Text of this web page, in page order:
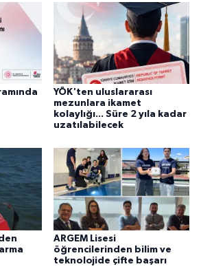
YÖK'ten uluslararası
mezunlara ikamet
kolaylığı... Süre 2 yıla kadar
uzatılabilecek
ARGEM Lisesi
öğrencilerinden bilim ve
teknolojide çifte başarı